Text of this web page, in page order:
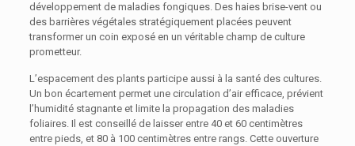
développement de maladies fongiques. Des haies brise-vent ou
des barrières végétales stratégiquement placées peuvent
transformer un coin exposé en un véritable champ de culture
prometteur.
L’espacement des plants participe aussi à la santé des cultures.
Un bon écartement permet une circulation d’air efficace, prévient
l’humidité stagnante et limite la propagation des maladies
foliaires. Il est conseillé de laisser entre 40 et 60 centimètres
entre pieds, et 80 à 100 centimètres entre rangs. Cette ouverture